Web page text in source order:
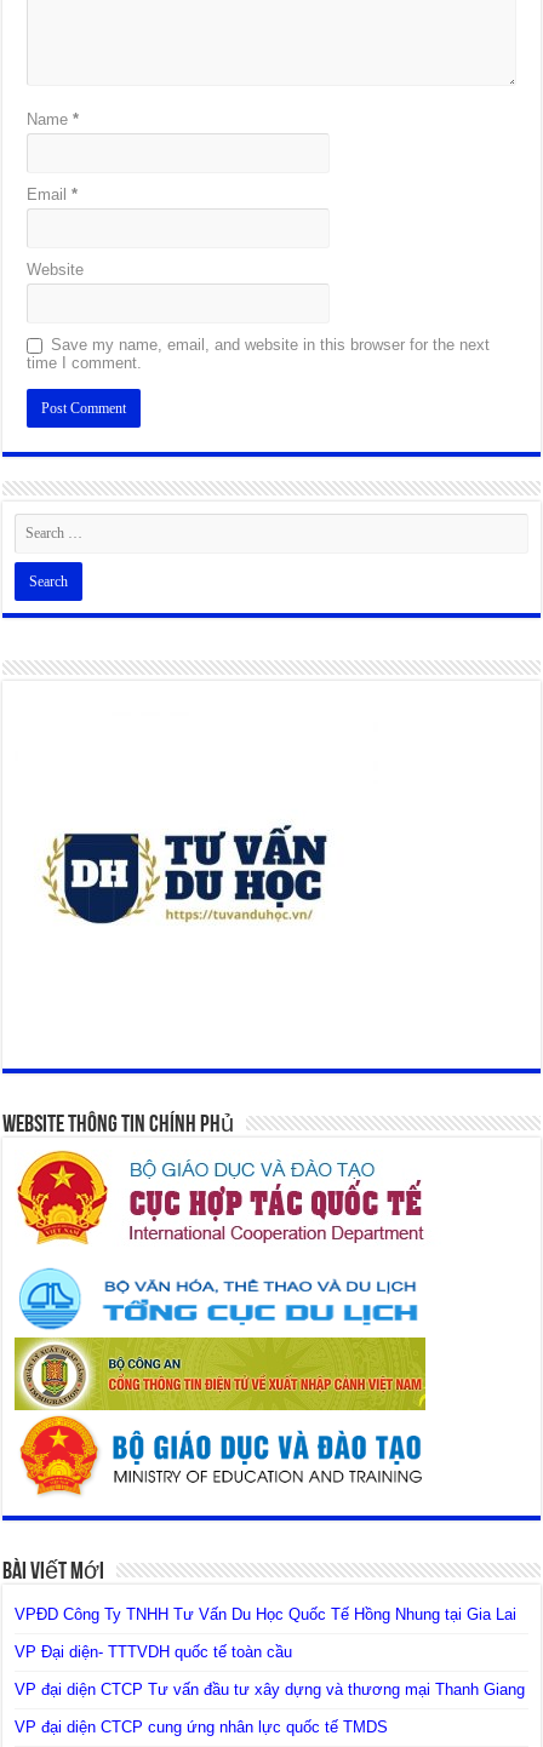
Name*
Email*
Website
Save my name, email, and website in this browser for the next
time I comment.
Alternative:
Website Thông Tin Chính Phủ
Bài Viết Mới
VPĐD Công Ty TNHH Tư Vấn Du Học Quốc Tế Hồng Nhung tại Gia Lai
VP Đại diện- TTTVDH quốc tế toàn cầu
VP đại diện CTCP Tư vấn đầu tư xây dựng và thương mại Thanh Giang
VP đại diện CTCP cung ứng nhân lực quốc tế TMDS